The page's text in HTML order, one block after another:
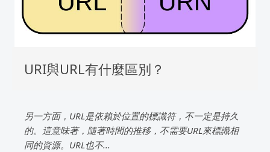
URI與URL有什麼區別？
另一方面，URL是依賴於位置的標識符，不一定是持久
的。這意味著，隨著時間的推移，不需要URL來標識相
同的資源。URL也不...